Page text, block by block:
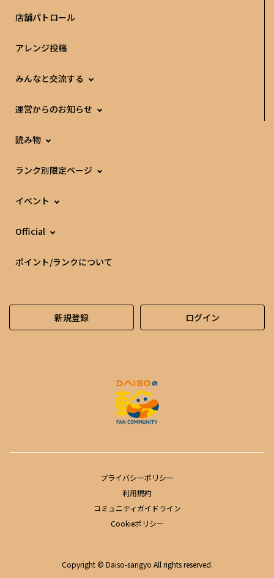
店舗パトロール
アレンジ投稿
みんなと交流する
運営からのお知らせ
読み物
ランク別限定ページ
イベント
Official
ポイント/ランクについて
新規登録 ログイン
プライバシーポリシー
利用規約
コミュニティガイドライン
Cookieポリシー
Copyright © Daiso-sangyo All rights reserved.